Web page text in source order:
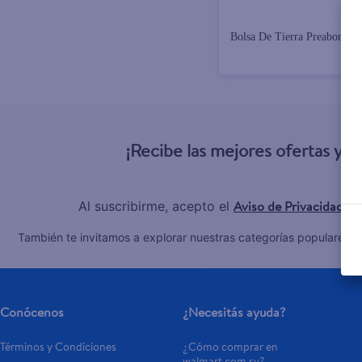
Bolsa De Tierra Preabonada
¡Recibe las mejores ofertas y
Al suscribirme, acepto el Aviso de Privacidady
También te invitamos a explorar nuestras categorías populares:
Conócenos
Términos y Condiciones
¿Necesitás ayuda?
¿Cómo comprar en